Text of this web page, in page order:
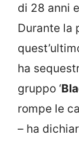
di 28 anni
Durante la
ha
gruppo ‘
rompe le
– ha